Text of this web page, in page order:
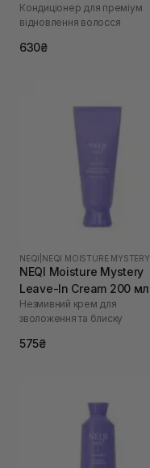
300 мл
Кондиціонер для преміум
відновлення волосся
630₴
NEQI NEQI MOISTURE MYSTERY
NEQI Moisture Mystery
Leave-In Cream 200 мл
Незмивний крем для
зволоження та блиску
575₴